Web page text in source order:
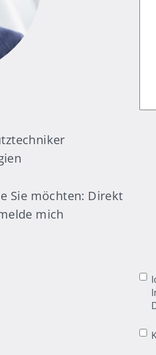
Sie möchten: Direkt
mich